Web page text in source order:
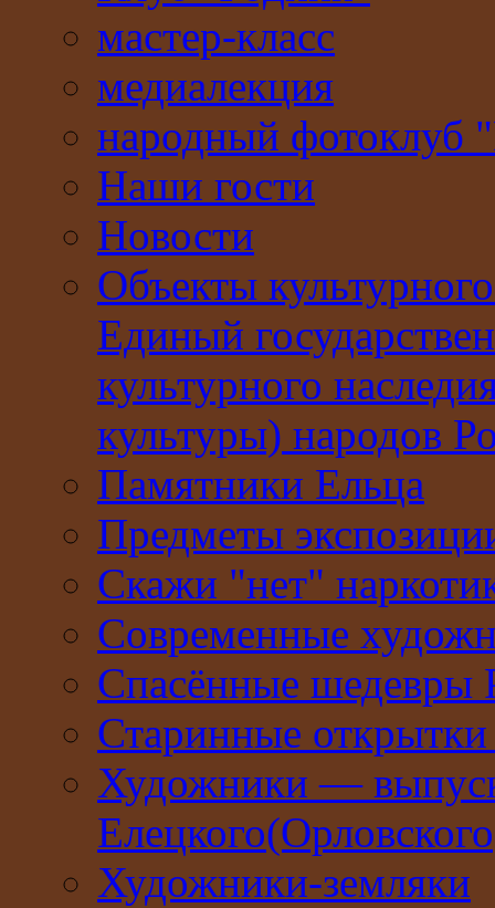
мастер-класс
медиалекция
народный фотоклуб
Наши гости
Новости
Объекты
Единый
культурного
культуры) народов
Памятники Ельца
Предметы
Скажи "нет"
Современные
Спасённые шедевры
Старинные
Художники —
Художники-земляки